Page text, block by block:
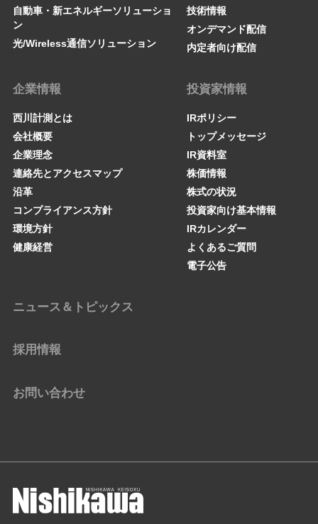
自動車・新エネルギーソリューショ
ン
光/Wireless通信ソリューション
技術情報
オンデマンド配信
内定者向け配信
企業情報
西川計測とは
会社概要
企業理念
連絡先とアクセスマップ
沿革
コンプライアンス方針
環境方針
健康経営
投資家情報
IRポリシー
トップメッセージ
IR資料室
株価情報
株式の状況
投資家向け基本情報
IRカレンダー
よくあるご質問
電子公告
ニュース＆トピックス
採用情報
お問い合わせ